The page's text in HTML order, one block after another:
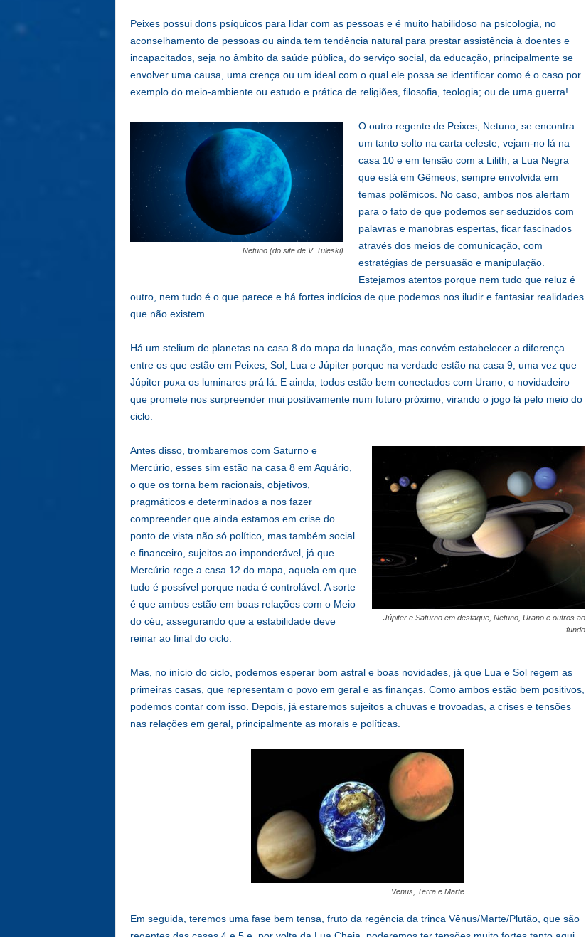
Peixes possui dons psíquicos para lidar com as pessoas e é muito habilidoso na psicologia, no
aconselhamento de pessoas ou ainda tem tendência natural para prestar assistência à doentes e
incapacitados, seja no âmbito da saúde pública, do serviço social, da educação, principalmente se
envolver uma causa, uma crença ou um ideal com o qual ele possa se identificar como é o caso por
exemplo do meio-ambiente ou estudo e prática de religiões, filosofia, teologia; ou de uma guerra!
Netuno (do site de V. Tuleski)
O outro regente de Peixes, Netuno, se encontra
um tanto solto na carta celeste, vejam-no lá na
casa 10 e em tensão com a Lilith, a Lua Negra
que está em Gêmeos, sempre envolvida em
temas polêmicos. No caso, ambos nos alertam
para o fato de que podemos ser seduzidos com
palavras e manobras espertas, ficar fascinados
através dos meios de comunicação, com
estratégias de persuasão e manipulação.
Estejamos atentos porque nem tudo que reluz é
outro, nem tudo é o que parece e há fortes indícios de que podemos nos iludir e fantasiar realidades
que não existem.
Há um stelium de planetas na casa 8 do mapa da lunação, mas convém estabelecer a diferença
entre os que estão em Peixes, Sol, Lua e Júpiter porque na verdade estão na casa 9, uma vez que
Júpiter puxa os luminares prá lá. E ainda, todos estão bem conectados com Urano, o novidadeiro
que promete nos surpreender mui positivamente num futuro próximo, virando o jogo lá pelo meio do
ciclo.
Júpiter e Saturno em destaque, Netuno, Urano e outros ao
fundo
Antes disso, trombaremos com Saturno e
Mercúrio, esses sim estão na casa 8 em Aquário,
o que os torna bem racionais, objetivos,
pragmáticos e determinados a nos fazer
compreender que ainda estamos em crise do
ponto de vista não só político, mas também social
e financeiro, sujeitos ao imponderável, já que
Mercúrio rege a casa 12 do mapa, aquela em que
tudo é possível porque nada é controlável. A sorte
é que ambos estão em boas relações com o Meio
do céu, assegurando que a estabilidade deve
reinar ao final do ciclo.
Mas, no início do ciclo, podemos esperar bom astral e boas novidades, já que Lua e Sol regem as
primeiras casas, que representam o povo em geral e as finanças. Como ambos estão bem positivos,
podemos contar com isso. Depois, já estaremos sujeitos a chuvas e trovoadas, a crises e tensões
nas relações em geral, principalmente as morais e políticas.
Venus, Terra e Marte
Em seguida, teremos uma fase bem tensa, fruto da regência da trinca Vênus/Marte/Plutão, que são